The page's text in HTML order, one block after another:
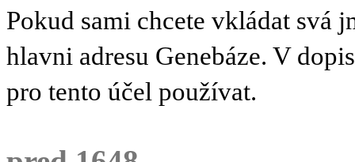
Pokud sami chcete vkládat svá
hlavni adresu Genebáze. V
pro tento účel používat.